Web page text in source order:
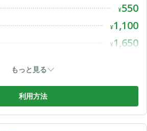
11:00〜20:00
11:00〜20:00
¥550
¥1,100
¥1,650
もっと見る
利用方法